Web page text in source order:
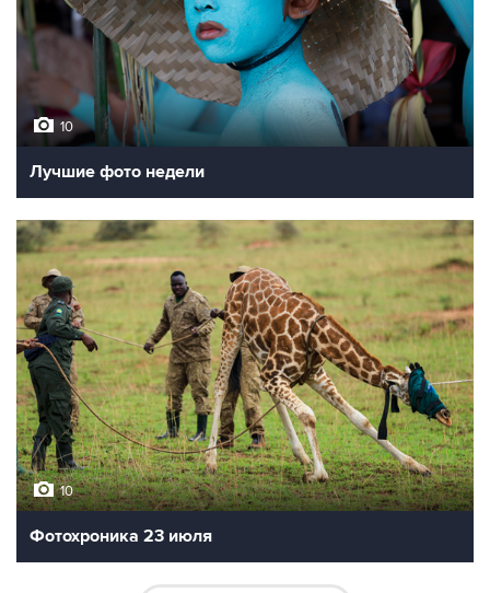
10
Лучшие фото недели
10
Фотохроника 23 июля